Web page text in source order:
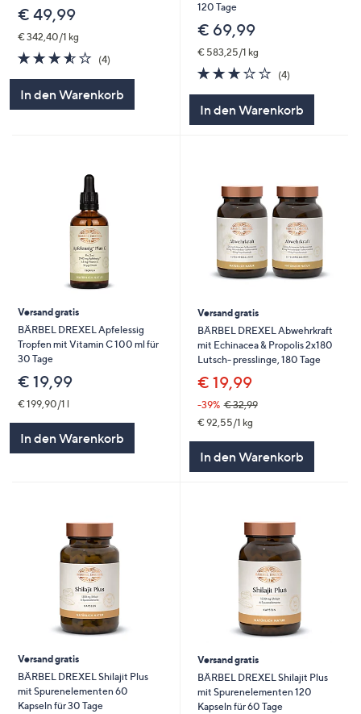
€ 49,99
€ 342,40/1 kg
3.5
von
(4)4
In den Warenkorb
120 Tage
€ 69,99
€ 583,25/1 kg
3.0
von
(4)4
In den Warenkorb
Versand gratis
BÄRBEL DREXEL Apfelessig
Tropfen mit Vitamin C 100 ml für
30 Tage
€ 19,99
€ 199,90/1 l
In den Warenkorb
Versand gratis
BÄRBEL DREXEL Abwehrkraft
mit Echinacea & Propolis 2x180
Lutsch- presslinge, 180 Tage
€ 19,99
-39% € 32,99
€ 92,55/1 kg
In den Warenkorb
Versand gratis
BÄRBEL DREXEL Shilajit Plus
mit Spurenelementen 60
Kapseln für 30 Tage
Versand gratis
BÄRBEL DREXEL Shilajit Plus
mit Spurenelementen 120
Kapseln für 60 Tage